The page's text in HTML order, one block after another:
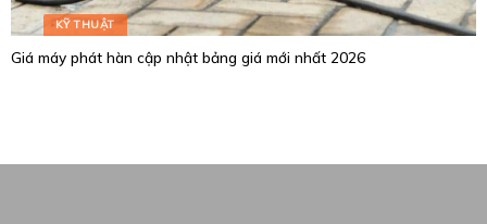
KỸ THUẬT
Giá máy phát hàn cập nhật bảng giá mới nhất 2026